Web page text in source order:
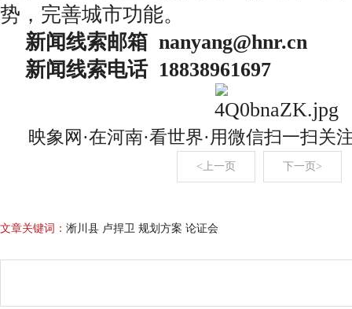
势，完善城市功能。
新闻线索邮箱
新闻线索电话 18838961697
映象网·在河南·看世界·用微信扫一扫关
<上一页 下一页>
文章关键词： 淅川县 卢捍卫 规划方案 论证会